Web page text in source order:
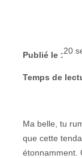
Publié le :20
Temps de
Ma belle, tu
que cette
étonnamment.